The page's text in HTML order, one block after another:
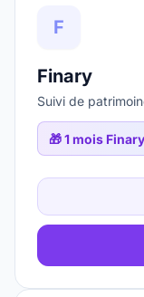
F
Finary
Suivi de
🎁1 mois